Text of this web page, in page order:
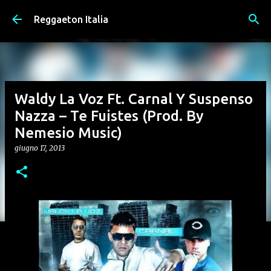
Passa ai contenuti principali
Reggaeton Italia
Waldy La Voz Ft. Carnal Y Suspenso
Nazza – Te Fuistes (Prod. By
Nemesio Music)
giugno 17, 2013